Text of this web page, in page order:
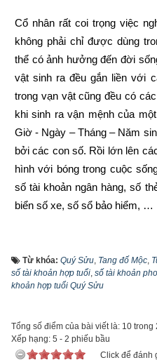
Cổ nhân rất coi trọng việc
không phải chỉ được dùng
thể có ảnh hưởng đến đời
vật sinh ra đều gắn liền với
trong vạn vật cũng đều có
khi sinh ra vận mệnh của
Giờ - Ngày – Tháng – Năm
bởi các con số. Rồi lớn lên
hình với bóng trong cuộc
số tài khoản ngân hàng, số
biển số xe, số sổ bảo hiểm, …
được ngân hàng cấp số tài
tùy thuộc vào từng ngân
theo qui luật nào cả và rất
đã cho phép khách hàng tự
như sau:
Từ khóa: Quý Sửu, Tang đố Mộc,
số tài khoản hợp tuổi, số tài khoản
khoản hợp tuổi Quý Sửu
Tổng số điểm của bài viết là: 10 trong
Xếp hạng: 5 - 2 phiếu bầu
Click để đánh